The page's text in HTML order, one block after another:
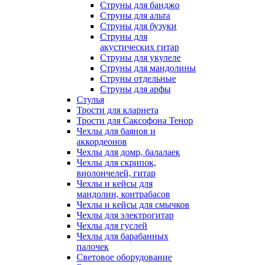
Струны для банджо
Струны для альта
Струны для бузуки
Струны для
акустических гитар
Струны для укулеле
Струны для мандолины
Струны отдельные
Струны для арфы
Стулья
Трости для кларнета
Трости для Саксофона Тенор
Чехлы для баянов и
аккордеонов
Чехлы для домр, балалаек
Чехлы для скрипок,
виолончелей, гитар
Чехлы и кейсы для
мандолин, контрабасов
Чехлы и кейсы для смычков
Чехлы для электрогитар
Чехлы для гуслей
Чехлы для барабанных
палочек
Световое оборудование